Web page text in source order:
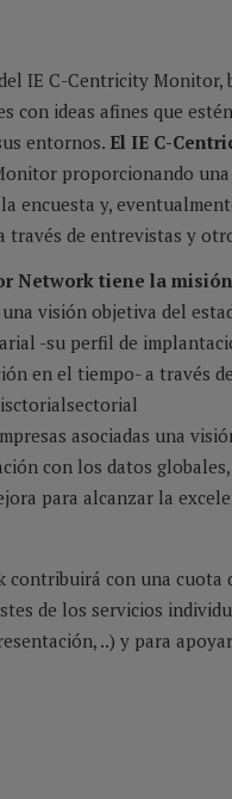
IE C-Centricity Monitor,
con ideas afines que
entornos. El IE C-
proporcionando una
encuesta y,
través de entrevistas y
Network tiene la
visión objetiva del
-su perfil de
en el tiempo- a través
asociadas una
con los datos
para alcanzar la
contribuirá con una cuota
de los servicios
..) y para